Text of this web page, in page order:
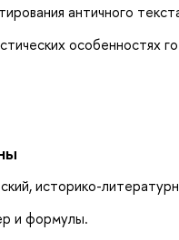
античного
особенностях
историко-
и формулы.